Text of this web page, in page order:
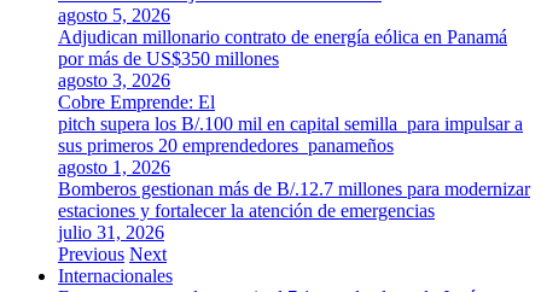
agosto 5, 2026
Adjudican millonario contrato de energía eólica en Panamá
por más de US$350 millones
agosto 3, 2026
Cobre Emprende: El
pitch supera los B/.100 mil en capital semilla para impulsar a
sus primeros 20 emprendedores panameños
agosto 1, 2026
Bomberos gestionan más de B/.12.7 millones para modernizar
estaciones y fortalecer la atención de emergencias
julio 31, 2026
Previous Next
Internacionales